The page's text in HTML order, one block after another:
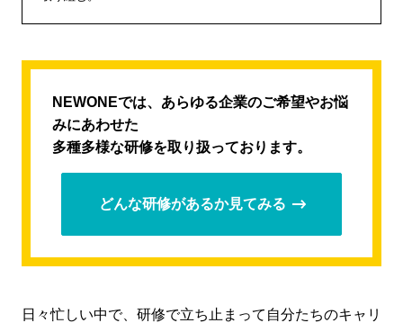
NEWONEでは、あらゆる企業のご希望やお悩
みにあわせた
多種多様な研修を取り扱っております。
どんな研修があるか見てみる
日々忙しい中で、研修で立ち止まって自分たちのキャリ